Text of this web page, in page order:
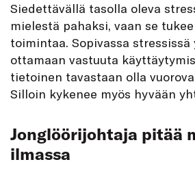
Siedettävällä tasolla oleva
mielestä pahaksi, vaan se
toimintaa. Sopivassa stressissä
ottamaan vastuuta
tietoinen tavastaan olla
Silloin kykenee myös hyvään
Jonglöörijohtaja pitää
ilmassa